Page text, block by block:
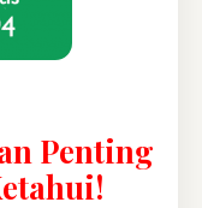
Penting